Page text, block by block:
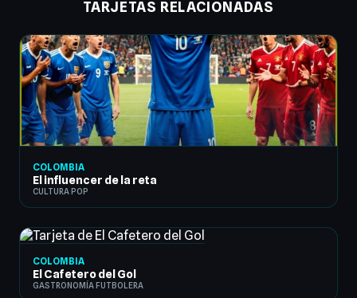
TARJETAS RELACIONADAS
COLOMBIA
El influencer de la reta
CULTURA POP
COLOMBIA
El Cafetero del Gol
GASTRONOMÍA FUTBOLERA